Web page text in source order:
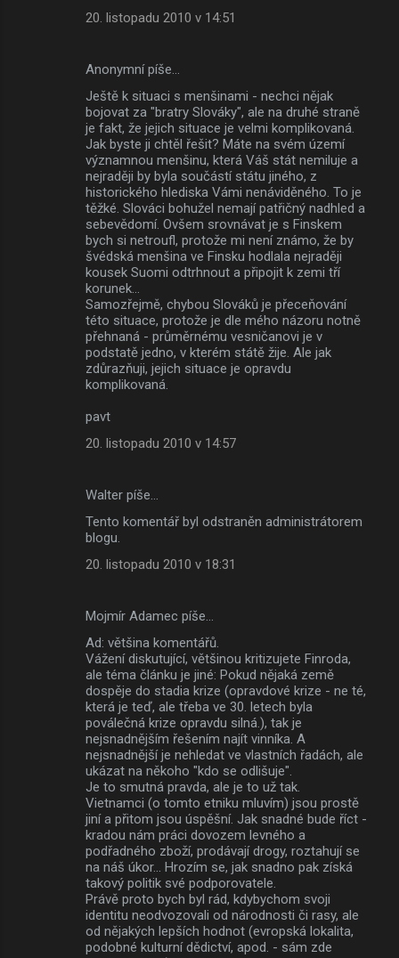
20. listopadu 2010 v 14:51
Anonymní píše…
Ještě k situaci s menšinami - nechci nějak
bojovat za "bratry Slováky", ale na druhé straně
je fakt, že jejich situace je velmi komplikovaná.
Jak byste ji chtěl řešit? Máte na svém území
významnou menšinu, která Váš stát nemiluje a
nejraději by byla součástí státu jiného, z
historického hlediska Vámi nenáviděného. To je
těžké. Slováci bohužel nemají patřičný nadhled a
sebevědomí. Ovšem srovnávat je s Finskem
bych si netroufl, protože mi není známo, že by
švédská menšina ve Finsku hodlala nejraději
kousek Suomi odtrhnout a připojit k zemi tří
korunek...
Samozřejmě, chybou Slováků je přeceňování
této situace, protože je dle mého názoru notně
přehnaná - průměrnému vesničanovi je v
podstatě jedno, v kterém státě žije. Ale jak
zdůrazňuji, jejich situace je opravdu
komplikovaná.
pavt
20. listopadu 2010 v 14:57
Walter píše…
Tento komentář byl odstraněn administrátorem
blogu.
20. listopadu 2010 v 18:31
Mojmír Adamec píše…
Ad: většina komentářů.
Vážení diskutující, většinou kritizujete Finroda,
ale téma článku je jiné: Pokud nějaká země
dospěje do stadia krize (opravdové krize - ne té,
která je teď, ale třeba ve 30. letech byla
poválečná krize opravdu silná.), tak je
nejsnadnějším řešením najít vinníka. A
nejsnadnější je nehledat ve vlastních řadách, ale
ukázat na někoho "kdo se odlišuje".
Je to smutná pravda, ale je to už tak.
Vietnamci (o tomto etniku mluvím) jsou prostě
jiní a přitom jsou úspěšní. Jak snadné bude říct -
kradou nám práci dovozem levného a
podřadného zboží, prodávají drogy, roztahují se
na náš úkor... Hrozím se, jak snadno pak získá
takový politik své podporovatele.
Právě proto bych byl rád, kdybychom svoji
identitu neodvozovali od národnosti či rasy, ale
od nějakých lepších hodnot (evropská lokalita,
podobné kulturní dědictví, apod. - sám zde